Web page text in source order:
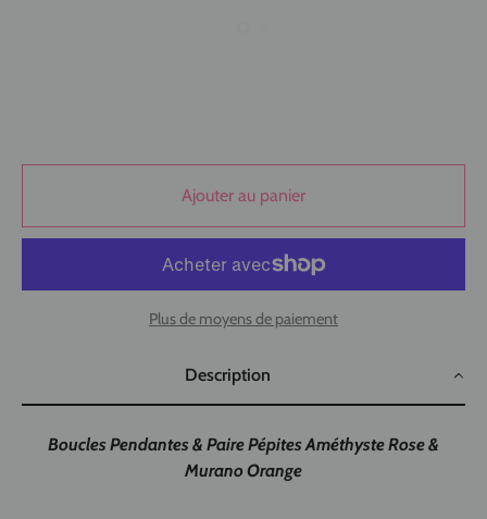
Ajouter au panier
Plus de moyens de paiement
Description
Boucles Pendantes & Paire PépitesAméthyste Rose &
Murano Orange